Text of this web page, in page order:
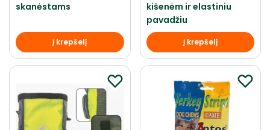
skanėstams
Į krepšelį
kišenėm ir elastiniu
pavadžiu
Į krepšelį